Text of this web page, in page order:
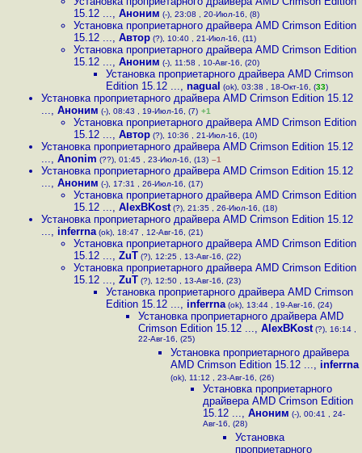
15.12 ..., Аноним (-), 23:08 , 20-Июл-16, (8)
Установка проприетарного драйвера AMD Crimson Edition
15.12 ..., Автор (?), 10:40 , 21-Июл-16, (11)
Установка проприетарного драйвера AMD Crimson Edition
15.12 ..., Аноним (-), 11:58 , 10-Авг-16, (20)
Установка проприетарного драйвера AMD Crimson
Edition 15.12 ..., nagual (ok), 03:38 , 18-Окт-16, (33)
Установка проприетарного драйвера AMD Crimson Edition 15.12
..., Аноним (-), 08:43 , 19-Июл-16, (7) +1
Установка проприетарного драйвера AMD Crimson Edition
15.12 ..., Автор (?), 10:36 , 21-Июл-16, (10)
Установка проприетарного драйвера AMD Crimson Edition 15.12
..., Anonim (??), 01:45 , 23-Июл-16, (13) –1
Установка проприетарного драйвера AMD Crimson Edition 15.12
..., Аноним (-), 17:31 , 26-Июл-16, (17)
Установка проприетарного драйвера AMD Crimson Edition
15.12 ..., AlexBKost (?), 21:35 , 26-Июл-16, (18)
Установка проприетарного драйвера AMD Crimson Edition 15.12
..., inferrna (ok), 18:47 , 12-Авг-16, (21)
Установка проприетарного драйвера AMD Crimson Edition
15.12 ..., ZuT (?), 12:25 , 13-Авг-16, (22)
Установка проприетарного драйвера AMD Crimson Edition
15.12 ..., ZuT (?), 12:50 , 13-Авг-16, (23)
Установка проприетарного драйвера AMD Crimson
Edition 15.12 ..., inferrna (ok), 13:44 , 19-Авг-16, (24)
Установка проприетарного драйвера AMD
Crimson Edition 15.12 ..., AlexBKost (?), 16:14 ,
22-Авг-16, (25)
Установка проприетарного драйвера
AMD Crimson Edition 15.12 ..., inferrna
(ok), 11:12 , 23-Авг-16, (26)
Установка проприетарного
драйвера AMD Crimson Edition
15.12 ..., Аноним (-), 00:41 , 24-
Авг-16, (28)
Установка
проприетарного